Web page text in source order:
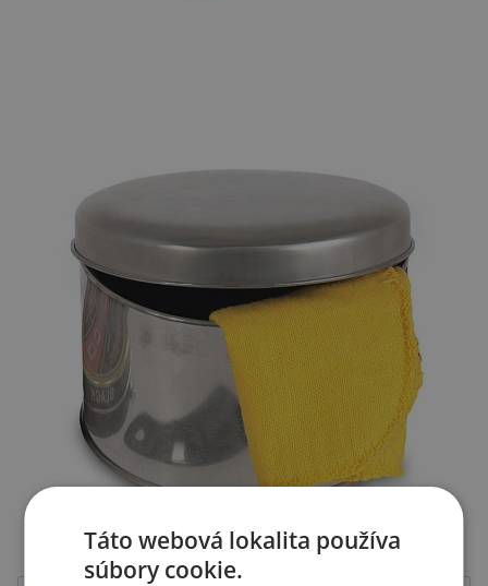
Táto webová lokalita používa
súbory cookie.